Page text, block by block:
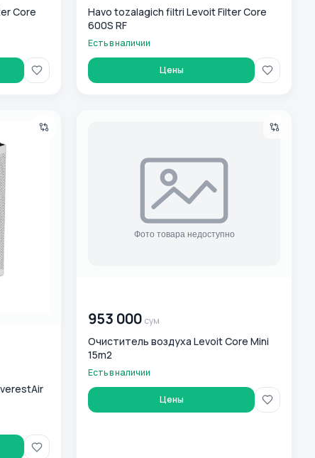
Core
Havo tozalagich filtri Levoit Filter Core
600S RF
Есть в наличии
Цены
953 000 сум
Очиститель воздуха Levoit Core Mini
15m2
Есть в наличии
Цены